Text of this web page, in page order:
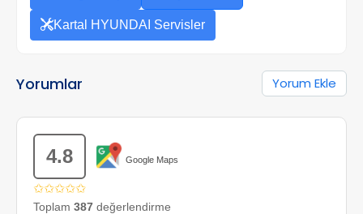
Kartal HYUNDAI Servisler
Yorumlar Yorum Ekle
4.8 Google Maps
✩✩✩✩✩
Toplam 387 değerlendirme